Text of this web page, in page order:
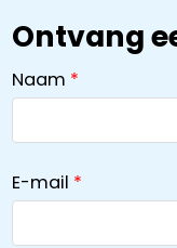
Ontvang
Naam
E-mail